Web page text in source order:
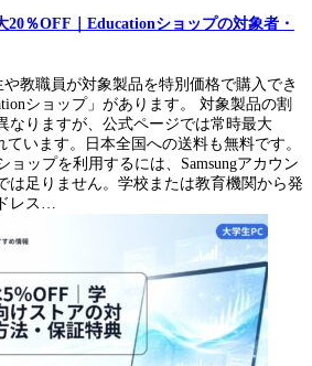
20％OFF｜Educationショップの対象者・
や教職員が対象製品を特別価格で購入でき
ショップ」があります。 対象製品の割
なりますが、公式ページでは常時最大
ています。日本全国への送料も無料です。
ョップを利用するには、Samsungアカウン
は足りません。学校または教育機関から発
レス…